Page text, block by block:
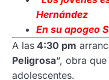
Hernández
En su apogeo
A las 4:30 pm
Peligrosa“, obra
adolescentes.